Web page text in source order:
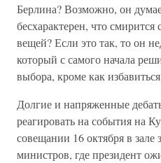
Берлина? Возможно, он
бесхарактерен, что
вещей? Если это так, то он
который с самого начала
выбора, кроме как
Долгие и напряженные
реагировать на события на
совещании 16 октября в зале
министров, где президент